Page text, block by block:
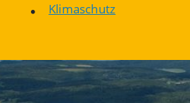
Klimaschutz